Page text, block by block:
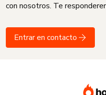
con nosotros. Te
Entrar en contacto